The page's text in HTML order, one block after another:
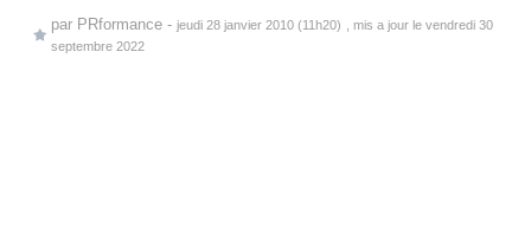
par PRformance - jeudi 28 janvier 2010 (11h20)
, mis a jour le vendredi 30
septembre 2022